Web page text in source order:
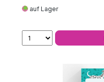
auf Lager